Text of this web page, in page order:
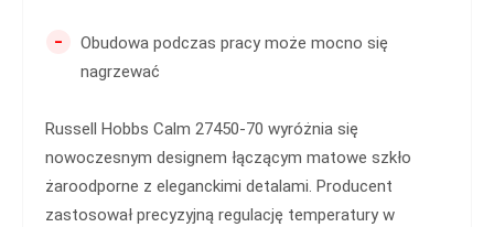
-
Obudowa podczas pracy może mocno się
nagrzewać
Russell Hobbs Calm 27450-70 wyróżnia się
nowoczesnym designem łączącym matowe szkło
żaroodporne z eleganckimi detalami. Producent
zastosował precyzyjną regulację temperatury w